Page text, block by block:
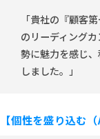
「貴社の『顧客
のリーディング
勢に魅力を感じ
しました。」
【個性を盛り込む